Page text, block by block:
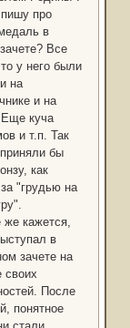
про
в
Все
у него были
на
и на
куча
и т.п. Так
бы
как
"грудью на
кажется,
в
зачете на
своих
После
понятное